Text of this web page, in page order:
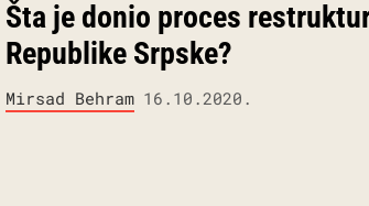
Šta je donio proces
Republike Srpske?
Mirsad Behram 16.10.2020.